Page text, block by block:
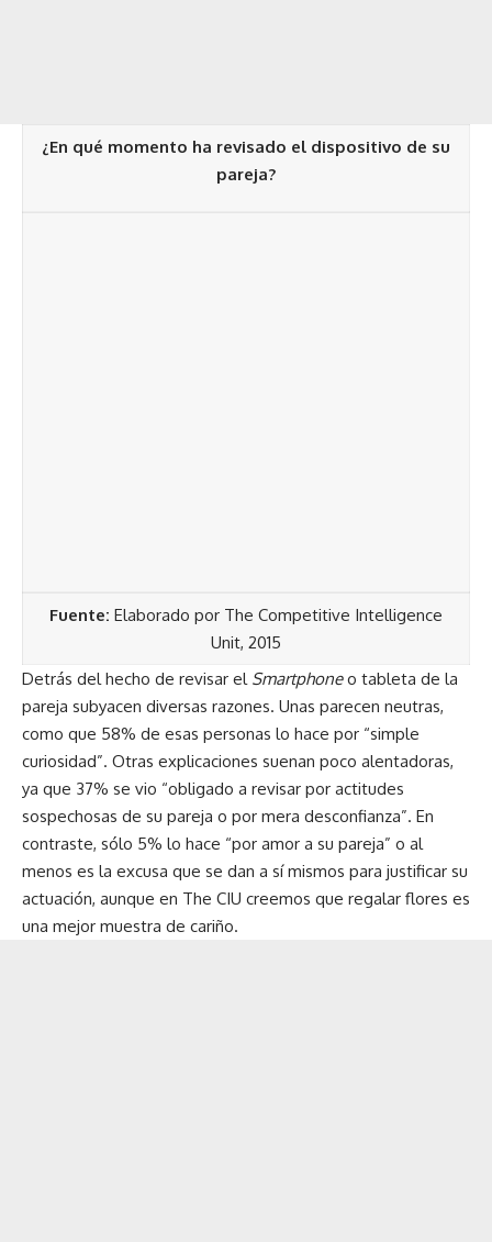
¿En qué momento ha revisado el dispositivo de su
pareja?
Fuente: Elaborado por The Competitive Intelligence
Unit, 2015
Detrás del hecho de revisar el Smartphoneo tableta de la
pareja subyacen diversas razones. Unas parecen neutras,
como que 58% de esas personas lo hace por “simple
curiosidad”. Otras explicaciones suenan poco alentadoras,
ya que 37% se vio “obligado a revisar por actitudes
sospechosas de su pareja o por mera desconfianza”. En
contraste, sólo 5% lo hace “por amor a su pareja” o al
menos es la excusa que se dan a sí mismos para justificar su
actuación, aunque en The CIU creemos que regalar flores es
una mejor muestra de cariño.